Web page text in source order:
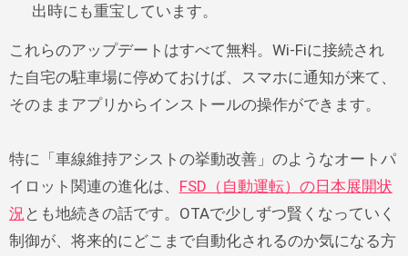
出時にも重宝しています。
これらのアップデートはすべて無料。Wi-Fiに接続され
た自宅の駐車場に停めておけば、スマホに通知が来て、
そのままアプリからインストールの操作ができます。
特に「車線維持アシストの挙動改善」のようなオートパ
イロット関連の進化は、 FSD（自動運転）の日本展開状
況 とも地続きの話です。OTAで少しずつ賢くなっていく
制御が、将来的にどこまで自動化されるのか気になる方